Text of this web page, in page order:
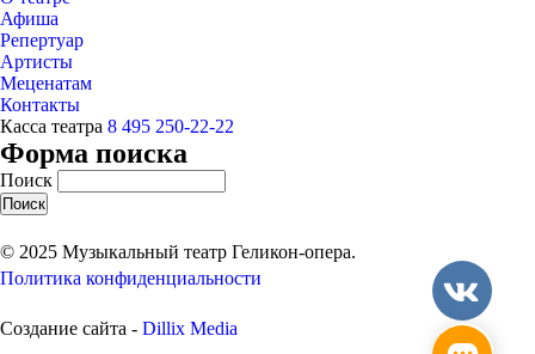
Афиша
Репертуар
Артисты
Меценатам
Контакты
Касса театра 8 495 250-22-22
Форма поиска
Поиск
© 2025 Музыкальный театр Геликон-опера.
Политика конфиденциальности
Создание сайта - Dillix Media